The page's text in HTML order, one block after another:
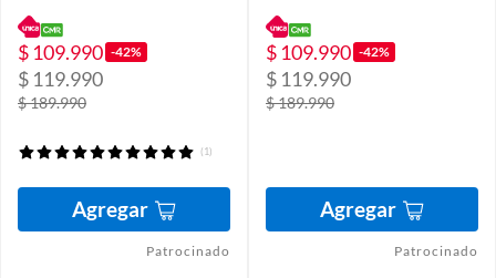
$ 109.990 -42%
$ 119.990
$ 189.990
(1)
Agregar
Patrocinado
$ 109.990 -42%
$ 119.990
$ 189.990
Agregar
Patrocinado